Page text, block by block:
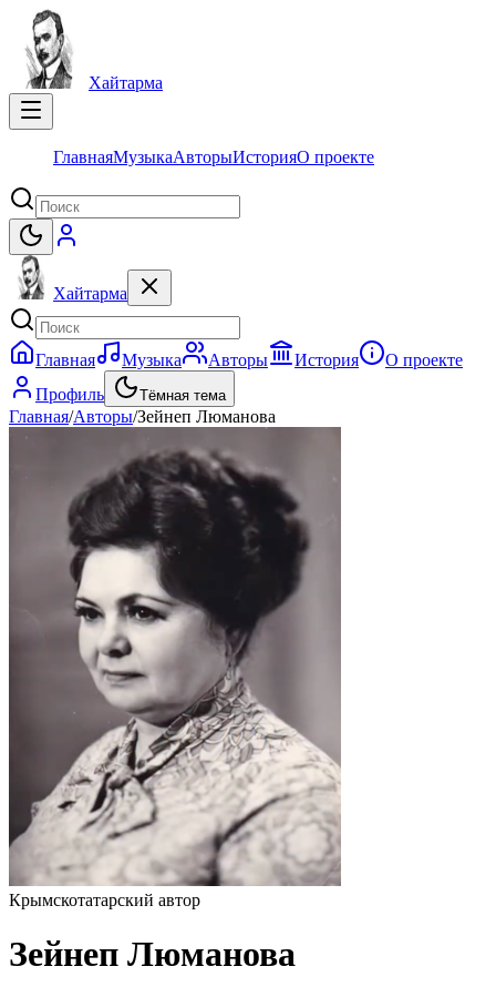
Хайтарма
ГлавнаяМузыкаАвторыИсторияО проекте
Хайтарма
Главная Музыка Авторы История
О проекте
Профиль
Тёмная тема
Главная/Авторы/Зейнеп Люманова
Крымскотатарский автор
Зейнеп Люманова